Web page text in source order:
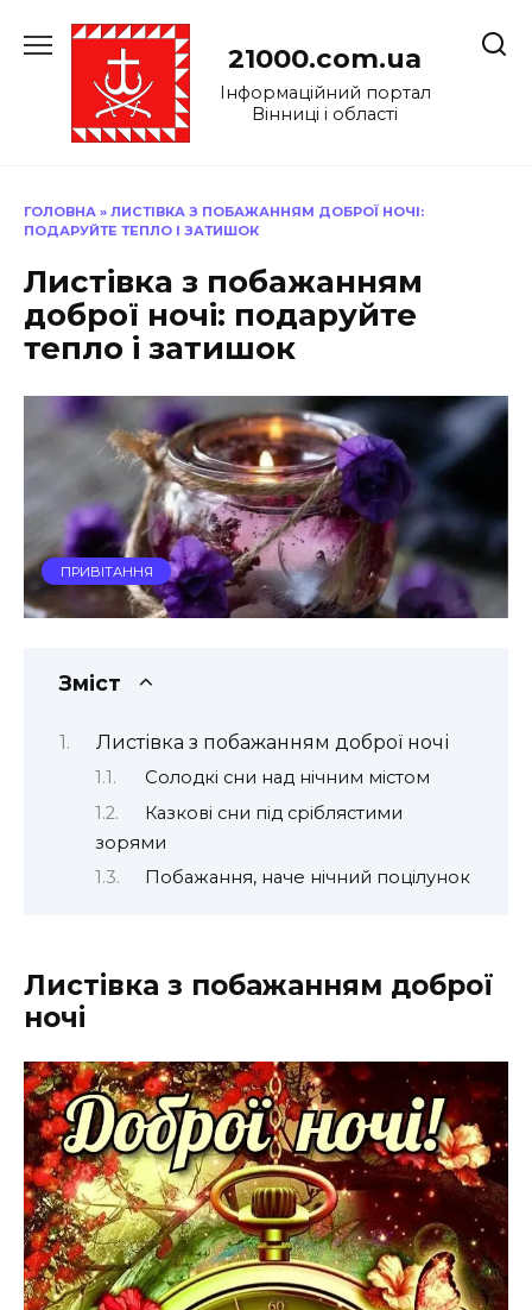
до
21000.com.ua
Інформаційний портал
Вінниці і області
ГОЛОВНА » ЛИСТІВКА З ПОБАЖАННЯМ ДОБРОЇ НОЧІ:
ПОДАРУЙТЕ ТЕПЛО І ЗАТИШОК
Листівка з побажанням
доброї ночі: подаруйте
тепло і затишок
ПРИВІТАННЯ
Зміст
Листівка з побажанням доброї ночі
Солодкі сни над нічним містом
Казкові сни під сріблястими
зорями
Побажання, наче нічний поцілунок
Листівка з побажанням доброї
ночі